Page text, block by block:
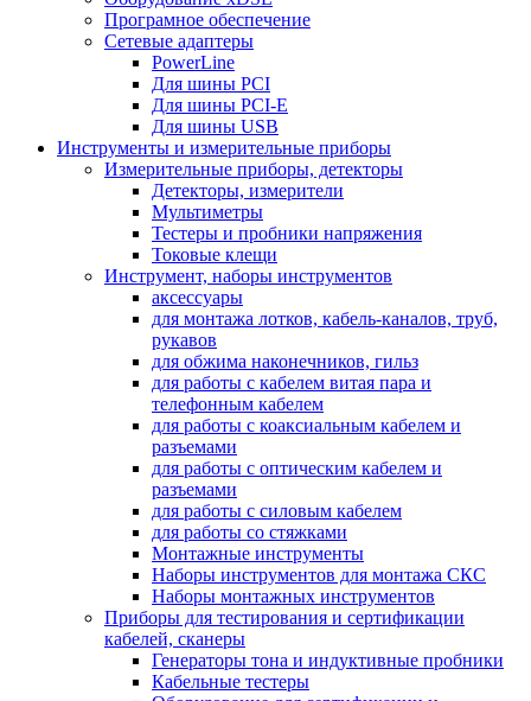
Програмное обеспечение
Сетевые адаптеры
PowerLine
Для шины PCI
Для шины PCI-E
Для шины USB
Инструменты и измерительные приборы
Измерительные приборы, детекторы
Детекторы, измерители
Мультиметры
Тестеры и пробники напряжения
Токовые клещи
Инструмент, наборы инструментов
аксессуары
для монтажа лотков, кабель-каналов, труб,
рукавов
для обжима наконечников, гильз
для работы с кабелем витая пара и
телефонным кабелем
для работы с коаксиальным кабелем и
разъемами
для работы с оптическим кабелем и
разъемами
для работы с силовым кабелем
для работы со стяжками
Монтажные инструменты
Наборы инструментов для монтажа СКС
Наборы монтажных инструментов
Приборы для тестирования и сертификации
кабелей, сканеры
Генераторы тона и индуктивные пробники
Кабельные тестеры